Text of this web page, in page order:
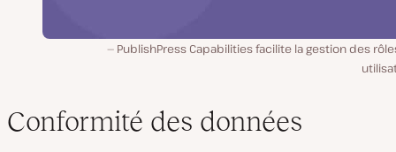
PublishPress Capabilities facilite la gestion des
Conformité des données